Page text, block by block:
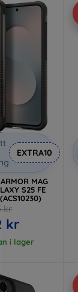
EXTRA10
MAG
S25 FE
(ACS10230)
kr
kr
i lager